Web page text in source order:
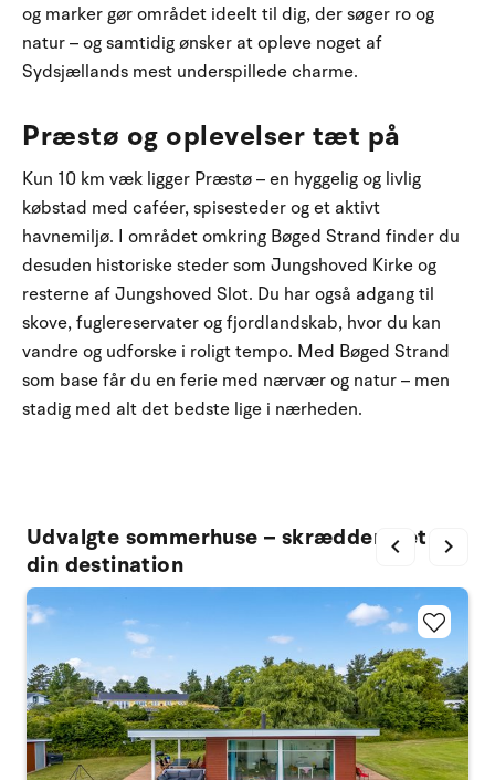
og marker gør området ideelt til dig, der søger ro og
natur – og samtidig ønsker at opleve noget af
Sydsjællands mest underspillede charme.
Præstø og oplevelser tæt på
Kun 10 km væk ligger Præstø – en hyggelig og livlig
købstad med caféer, spisesteder og et aktivt
havnemiljø. I området omkring Bøged Strand finder du
desuden historiske steder som Jungshoved Kirke og
resterne af Jungshoved Slot. Du har også adgang til
skove, fuglereservater og fjordlandskab, hvor du kan
vandre og udforske i roligt tempo. Med Bøged Strand
som base får du en ferie med nærvær og natur – men
stadig med alt det bedste lige i nærheden.
Udvalgte sommerhuse – skræddersyet til
din destination
chevron_left chevron_right